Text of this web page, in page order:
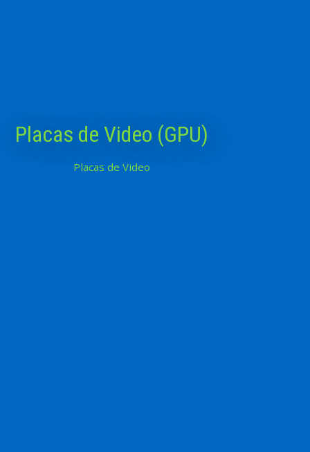
Placas de Video (GPU)
Placas de Video